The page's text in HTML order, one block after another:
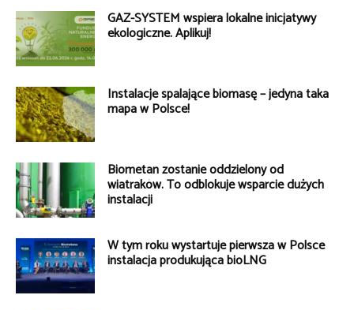
GAZ-SYSTEM wspiera lokalne inicjatywy
ekologiczne. Aplikuj!
Instalacje spalające biomasę – jedyna taka
mapa w Polsce!
Biometan zostanie oddzielony od
wiatraków. To odblokuje wsparcie dużych
instalacji
W tym roku wystartuje pierwsza w Polsce
instalacja produkująca bioLNG